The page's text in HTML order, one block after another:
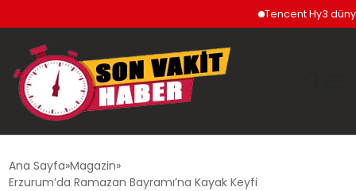
Tencent Hy3 dünya
Ana Sayfa Magazin
Erzurum’da Ramazan Bayramı’na Kayak Keyfi